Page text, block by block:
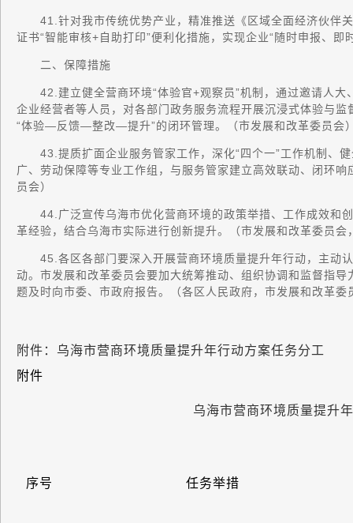
41.针对我市传统优势产业，精准推送《区域全面经济伙伴
证书“智能审核+自助打印”便利化措施，实现企业“随时申报、即
二、保障措施
42.建立健全营商环境“体验官+观察员”机制，通过邀请人大
企业经营者等人员，对各部门政务服务流程开展沉浸式体验与
“体验—反馈—整改—提升”的闭环管理。（市发展和改革委员会
43.提质扩面企业服务管家工作，深化“四个一”工作机制、
广、劳动保障等专业工作组，与服务管家建立高效联动、闭环
员会）
44.广泛宣传乌海市优化营商环境的政策举措、工作成效和
革经验，结合乌海市实际进行创新提升。（市发展和改革委员会
45.各区各部门要深入开展营商环境质量提升年行动，主动认
动。市发展和改革委员会要加大统筹推动、组织协调和监督指
题及时向市委、市政府报告。（各区人民政府，市发展和改革委
附件：乌海市营商环境质量提升年行动方案任务分工
附件
乌海市营商环境质量提升
序号 任务举措